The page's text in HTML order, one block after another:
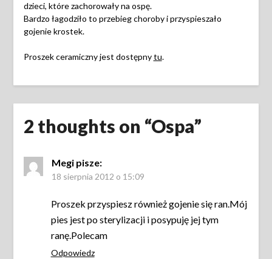
dzieci, które zachorowały na ospę.
Bardzo łagodziło to przebieg choroby i przyspieszało
gojenie krostek.
Proszek ceramiczny jest dostępnytu.
2 thoughts on “Ospa”
Megi pisze:
18 sierpnia 2012 o 15:09
Proszek przyspiesz również gojenie się ran.Mój
pies jest po sterylizacji i posypuję jej tym
ranę.Polecam
Odpowiedz